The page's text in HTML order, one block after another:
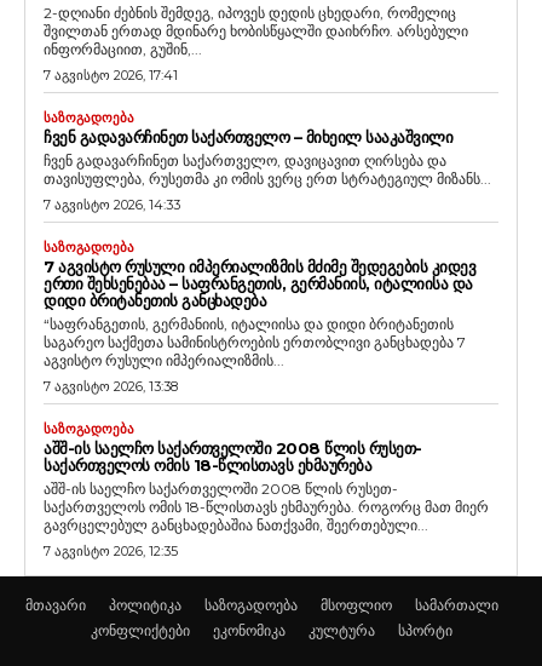
2-დღიანი ძებნის შემდეგ, იპოვეს დედის ცხედარი, რომელიც
შვილთან ერთად მდინარე ხობისწყალში დაიხრჩო. არსებული
ინფორმაციით, გუშინ,...
7 აგვისტო 2026, 17:41
ᲡᲐᲖᲝᲒᲐᲓᲝᲔᲑᲐ
ᲩᲕᲔᲜ ᲒᲐᲓᲐᲕᲐᲠᲩᲘᲜᲔᲗ ᲡᲐᲥᲐᲠᲗᲕᲔᲚᲝ – ᲛᲘᲮᲔᲘᲚ ᲡᲐᲐᲙᲐᲨᲕᲘᲚᲘ
ჩვენ გადავარჩინეთ საქართველო, დავიცავით ღირსება და
თავისუფლება, რუსეთმა კი ომის ვერც ერთ სტრატეგიულ მიზანს...
7 აგვისტო 2026, 14:33
ᲡᲐᲖᲝᲒᲐᲓᲝᲔᲑᲐ
7 ᲐᲒᲕᲘᲡᲢᲝ ᲠᲣᲡᲣᲚᲘ ᲘᲛᲞᲔᲠᲘᲐᲚᲘᲖᲛᲘᲡ ᲛᲫᲘᲛᲔ ᲨᲔᲓᲔᲒᲔᲑᲘᲡ ᲙᲘᲓᲔᲕ
ᲔᲠᲗᲘ ᲨᲔᲮᲡᲔᲜᲔᲑᲐᲐ – ᲡᲐᲤᲠᲐᲜᲒᲔᲗᲘᲡ, ᲒᲔᲠᲛᲐᲜᲘᲘᲡ, ᲘᲢᲐᲚᲘᲘᲡᲐ ᲓᲐ
ᲓᲘᲓᲘ ᲑᲠᲘᲢᲐᲜᲔᲗᲘᲡ ᲒᲐᲜᲪᲮᲐᲓᲔᲑᲐ
“საფრანგეთის, გერმანიის, იტალიისა და დიდი ბრიტანეთის
საგარეო საქმეთა სამინისტროების ერთობლივი განცხადება 7
აგვისტო რუსული იმპერიალიზმის...
7 აგვისტო 2026, 13:38
ᲡᲐᲖᲝᲒᲐᲓᲝᲔᲑᲐ
ᲐᲨᲨ-ᲘᲡ ᲡᲐᲔᲚᲩᲝ ᲡᲐᲥᲐᲠᲗᲕᲔᲚᲝᲨᲘ 2008 ᲬᲚᲘᲡ ᲠᲣᲡᲔᲗ-
ᲡᲐᲥᲐᲠᲗᲕᲔᲚᲝᲡ ᲝᲛᲘᲡ 18-ᲬᲚᲘᲡᲗᲐᲕᲡ ᲔᲮᲛᲐᲣᲠᲔᲑᲐ
აშშ-ის საელჩო საქართველოში 2008 წლის რუსეთ-
საქართველოს ომის 18-წლისთავს ეხმაურება. როგორც მათ მიერ
გავრცელებულ განცხადებაშია ნათქვამი, შეერთებული...
7 აგვისტო 2026, 12:35
მთავარი პოლიტიკა საზოგადოება მსოფლიო
სამართალი
კონფლიქტები
ეკონომიკა კულტურა სპორტი